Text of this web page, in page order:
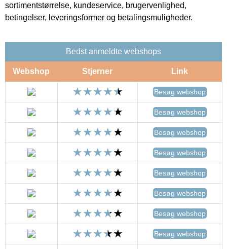
sortimentstørrelse, kundeservice, brugervenlighed,
betingelser, leveringsformer og betalingsmuligheder.
Bedst anmeldte webshops
Webshop Stjerner Link
Besøg webshop
Besøg webshop
Besøg webshop
Besøg webshop
Besøg webshop
Besøg webshop
Besøg webshop
Besøg webshop